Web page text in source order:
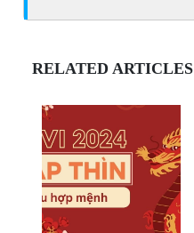
RELATED ARTICLES